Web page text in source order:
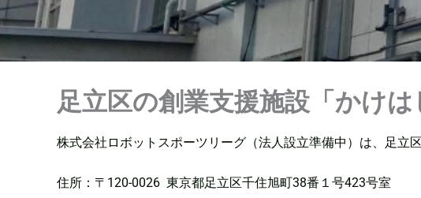
足立区の創業支援施設「かけ
株式会社ロボットスポーツリーグ（法人設立準備中）は、足立
住所：〒120-0026 東京都足立区千住旭町38番１号423号室